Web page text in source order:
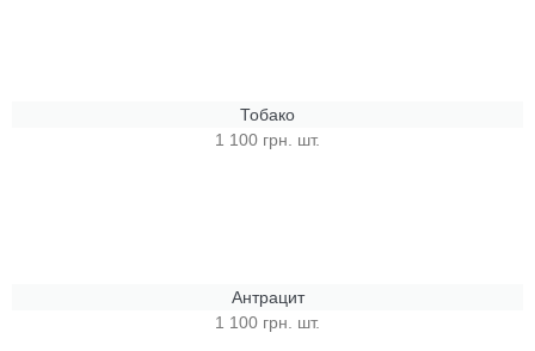
Тобако
1 100 грн. шт.
Антрацит
1 100 грн. шт.